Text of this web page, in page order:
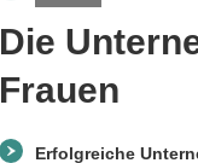
Die
Frauen
Erfolgreiche